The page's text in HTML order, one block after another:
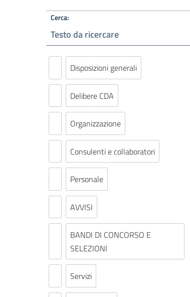
Cerca:
Disposizioni generali
Delibere CDA
Organizzazione
Consulenti e collaboratori
Personale
AVVISI
BANDI DI CONCORSO E
SELEZIONI
Servizi